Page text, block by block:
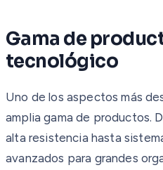
Gama de
tecnológico
Uno de los aspectos más
amplia gama de productos.
alta resistencia hasta
avanzados para grandes